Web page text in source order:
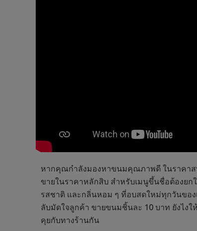
หากคุณกำลังมองหาขนมคุณภาพดี ในราคาส
ขายในราคาหลักสิบ สำหรับเมนูขึ้นชื่อต้องยก
รสชาติ และกลิ่นหอม ๆ ที่อบสดใหม่ทุกวันขอ
ลับมัดใจลูกค้า ขายขนมชิ้นละ 10 บาท ยังไง
คุยกับทางร้านกัน